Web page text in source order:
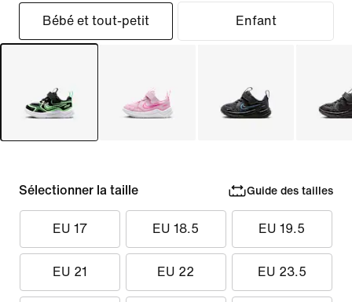
Bébé et tout-petit Enfant
Sélectionner la taille Guide des tailles
EU 17 EU 18.5 EU 19.5
EU 21 EU 22 EU 23.5